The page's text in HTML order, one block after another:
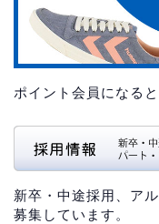
ポイント会員になる
新卒・中途採用、ア
募集しています。